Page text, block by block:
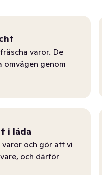
varor. De
omvägen genom
i låda
och gör att vi
och därför